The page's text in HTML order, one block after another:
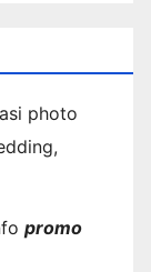
photo
promo